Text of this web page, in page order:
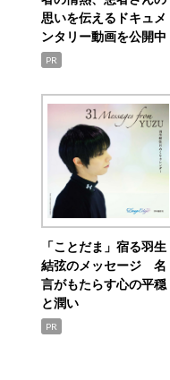
思いを伝えるドキュメ
ンタリー動画を公開中
PR
「ことだま」宿る羽生
結弦のメッセージ 名
言がもたらす心の平穏
と潤い
PR